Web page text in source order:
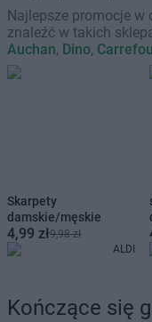
Najlepsze promocje w
znaleźć w takich
Auchan, Dino,
Skarpety
damskie/męskie
4,99 zł9,98 zł
ALDI
Kończące się